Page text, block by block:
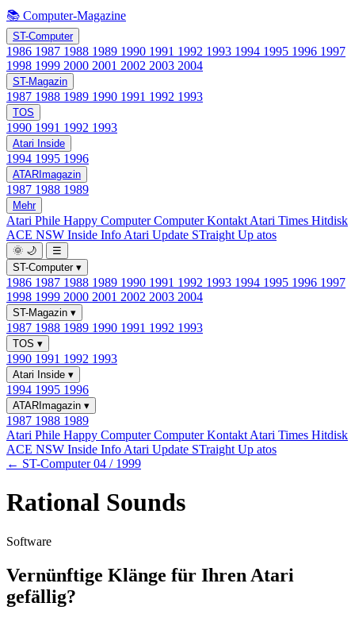
📚 Computer-Magazine
ST-Computer
1986 1987 1988 1989 1990 1991 1992 1993 1994 1995 1996 1997
1998 1999 2000 2001 2002 2003 2004
ST-Magazin
1987 1988 1989 1990 1991 1992 1993
TOS
1990 1991 1992 1993
Atari Inside
1994 1995 1996
ATARImagazin
1987 1988 1989
Mehr
Atari Phile Happy ComputerComputer Kontakt Atari Times Hitdisk
ACE NSW Inside Info Atari Update STraight Up atos
🌞 🌙
☰
ST-Computer ▾
1986 1987 1988 1989 1990 1991 1992 1993 1994 1995 1996 1997
1998 1999 2000 2001 2002 2003 2004
ST-Magazin ▾
1987 1988 1989 1990 1991 1992 1993
TOS ▾
1990 1991 1992 1993
Atari Inside ▾
1994 1995 1996
ATARImagazin ▾
1987 1988 1989
Atari Phile Happy ComputerComputer Kontakt Atari Times Hitdisk
ACE NSW Inside Info Atari Update STraight Up atos
← ST-Computer 04 / 1999
Rational Sounds
Software
Vernünftige Klänge für Ihren Atari
gefällig?